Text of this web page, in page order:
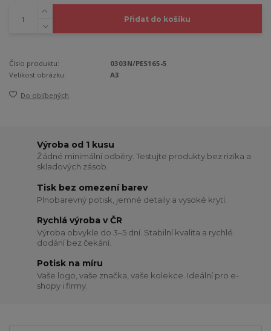
Přidat do košíku
Číslo produktu:
0303N/PES165-5
Velikost obrázku:
A3
Do oblíbených
Výroba od 1 kusu
Žádné minimální odběry. Testujte produkty bez rizika a
skladových zásob.
Tisk bez omezení barev
Plnobarevný potisk, jemné detaily a vysoké krytí.
Rychlá výroba v ČR
Výroba obvykle do 3–5 dní. Stabilní kvalita a rychlé
dodání bez čekání.
Potisk na míru
Vaše logo, vaše značka, vaše kolekce. Ideální pro e-
shopy i firmy.